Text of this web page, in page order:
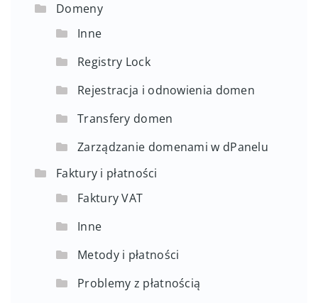
Domeny
Inne
Registry Lock
Rejestracja i odnowienia domen
Transfery domen
Zarządzanie domenami w dPanelu
Faktury i płatności
Faktury VAT
Inne
Metody i płatności
Problemy z płatnością